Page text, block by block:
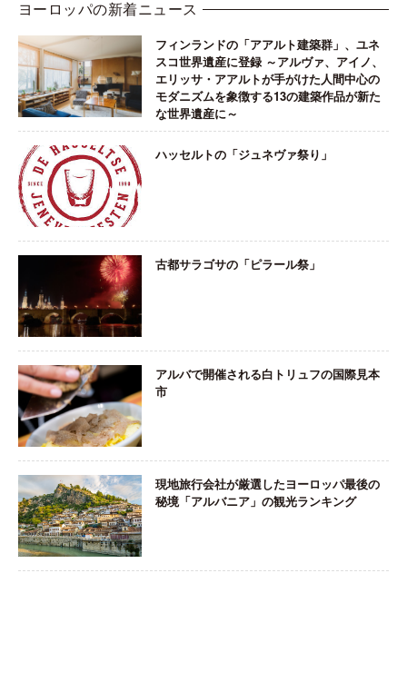
ヨーロッパの新着ニュース
フィンランドの「アアルト建築群」、ユネ
スコ世界遺産に登録 ～アルヴァ、アイノ、
エリッサ・アアルトが手がけた人間中心の
モダニズムを象徴する13の建築作品が新た
な世界遺産に～
ハッセルトの「ジュネヴァ祭り」
古都サラゴサの「ピラール祭」
アルバで開催される白トリュフの国際見本
市
現地旅行会社が厳選したヨーロッパ最後の
秘境「アルバニア」の観光ランキング